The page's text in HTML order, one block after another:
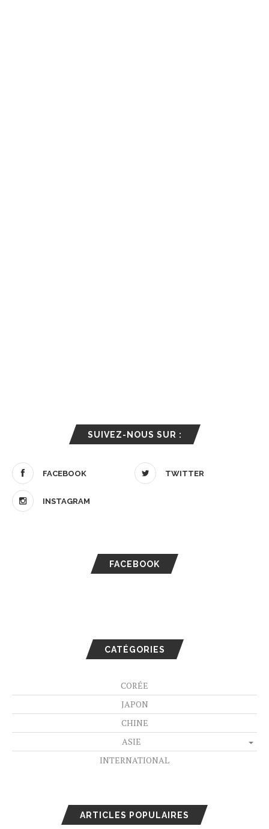
SUIVEZ-NOUS SUR :
FACEBOOK TWITTER
INSTAGRAM
FACEBOOK
CATÉGORIES
CORÉE
JAPON
CHINE
ASIE
INTERNATIONAL
ARTICLES POPULAIRES